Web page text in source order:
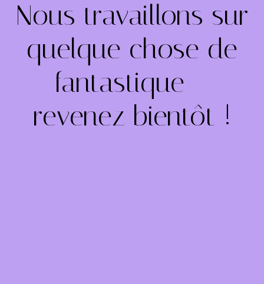
Nous travaillons sur
quelque chose de
fantastique –
revenez bientôt !